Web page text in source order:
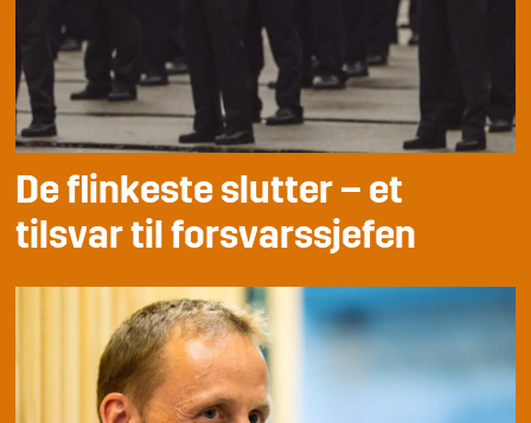
De flinkeste slutter – et
tilsvar til forsvarssjefen